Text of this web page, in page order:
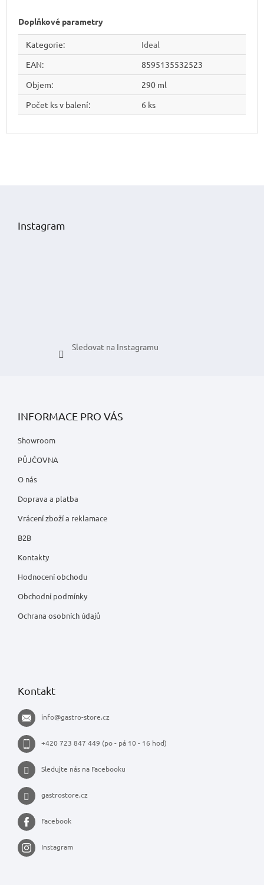
Doplňkové parametry
Kategorie:
Ideal
EAN:
8595135532523
Objem:
290 ml
Počet ks v balení: 6 ks
Instagram
Sledovat na Instagramu
INFORMACE PRO VÁS
Showroom
PŮJČOVNA
O nás
Doprava a platba
Vrácení zboží a reklamace
B2B
Kontakty
Hodnocení obchodu
Obchodní podmínky
Ochrana osobních údajů
Kontakt
info@gastro-store.cz
+420 723 847 449 (po - pá 10 - 16 hod)
Sledujte nás na Facebooku
gastrostore.cz
Facebook
Instagram